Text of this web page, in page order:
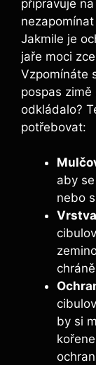
připravuje
Jakmile je
jaře moci
Vzpomínáte
pospas
odkládalo?
potřebovat:
aby
nebo
by si